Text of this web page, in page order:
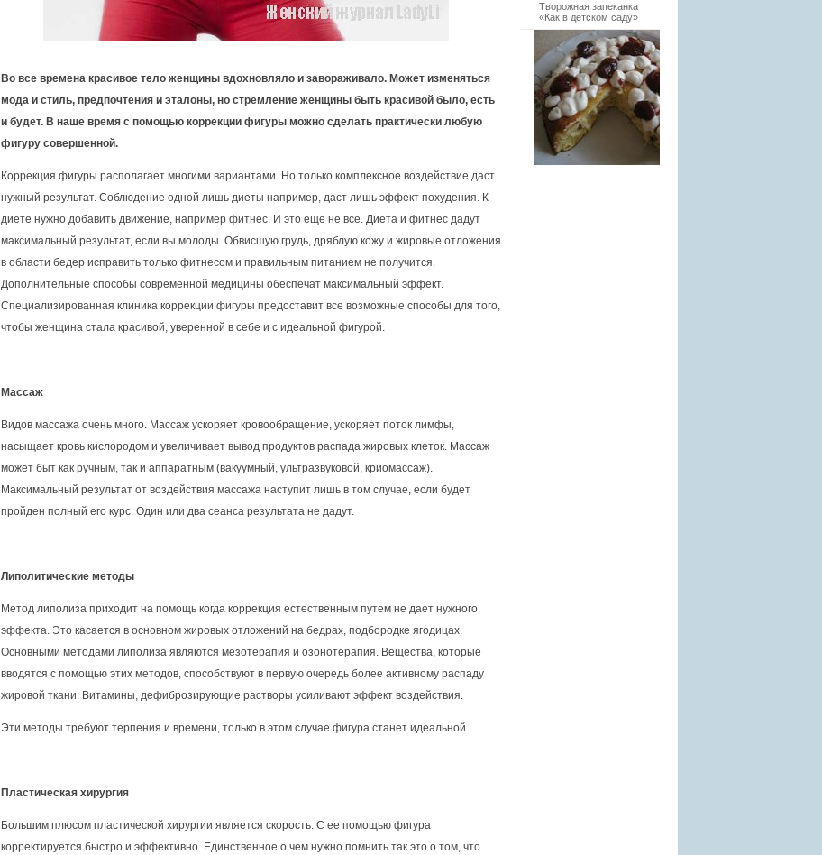
Во все времена красивое тело женщины вдохновляло и завораживало. Может изменяться
мода и стиль, предпочтения и эталоны, но стремление женщины быть красивой было, есть
и будет. В наше время с помощью коррекции фигуры можно сделать практически любую
фигуру совершенной.
Коррекция фигуры располагает многими вариантами. Но только комплексное воздействие даст
нужный результат. Соблюдение одной лишь диеты например, даст лишь эффект похудения. К
диете нужно добавить движение, например фитнес. И это еще не все. Диета и фитнес дадут
максимальный результат, если вы молоды. Обвисшую грудь, дряблую кожу и жировые отложения
в области бедер исправить только фитнесом и правильным питанием не получится.
Дополнительные способы современной медицины обеспечат максимальный эффект.
Специализированная клиника коррекции фигуры предоставит все возможные способы для того,
чтобы женщина стала красивой, уверенной в себе и с идеальной фигурой.
Массаж
Видов массажа очень много. Массаж ускоряет кровообращение, ускоряет поток лимфы,
насыщает кровь кислородом и увеличивает вывод продуктов распада жировых клеток. Массаж
может быт как ручным, так и аппаратным (вакуумный, ультразвуковой, криомассаж).
Максимальный результат от воздействия массажа наступит лишь в том случае, если будет
пройден полный его курс. Один или два сеанса результата не дадут.
Липолитические методы
Метод липолиза приходит на помощь когда коррекция естественным путем не дает нужного
эффекта. Это касается в основном жировых отложений на бедрах, подбородке ягодицах.
Основными методами липолиза являются мезотерапия и озонотерапия. Вещества, которые
вводятся с помощью этих методов, способствуют в первую очередь более активному распаду
жировой ткани. Витамины, дефиброзирующие растворы усиливают эффект воздействия.
Эти методы требуют терпения и времени, только в этом случае фигура станет идеальной.
Пластическая хирургия
Большим плюсом пластической хирургии является скорость. С ее помощью фигура
корректируется быстро и эффективно. Единственное о чем нужно помнить так это о том, что
Творожная запеканка
«Как в детском саду»